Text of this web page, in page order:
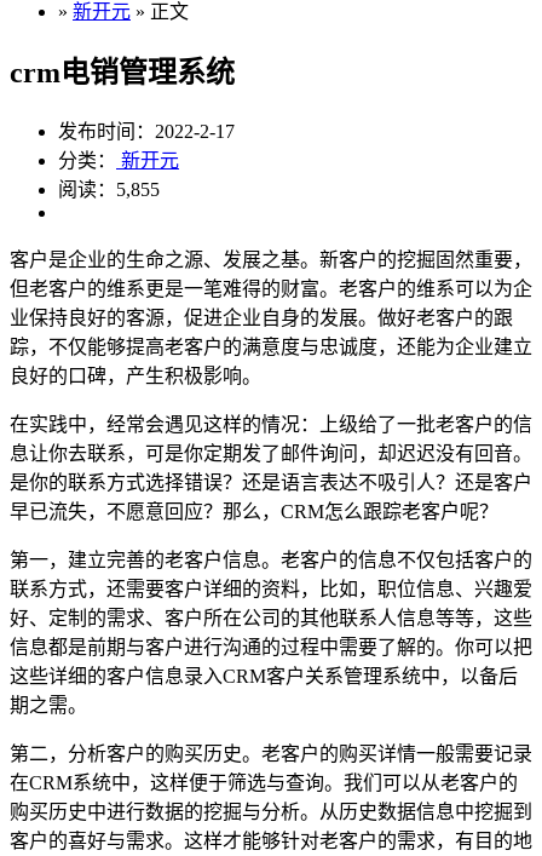
» 新开元 » 正文
crm电销管理系统
发布时间：2022-2-17
分类：
新开元
阅读：5,855
客户是企业的生命之源、发展之基。新客户的挖掘固然重要，
但老客户的维系更是一笔难得的财富。老客户的维系可以为企
业保持良好的客源，促进企业自身的发展。做好老客户的跟
踪，不仅能够提高老客户的满意度与忠诚度，还能为企业建立
良好的口碑，产生积极影响。
在实践中，经常会遇见这样的情况：上级给了一批老客户的信
息让你去联系，可是你定期发了邮件询问，却迟迟没有回音。
是你的联系方式选择错误？还是语言表达不吸引人？还是客户
早已流失，不愿意回应？那么，CRM怎么跟踪老客户呢？
第一，建立完善的老客户信息。老客户的信息不仅包括客户的
联系方式，还需要客户详细的资料，比如，职位信息、兴趣爱
好、定制的需求、客户所在公司的其他联系人信息等等，这些
信息都是前期与客户进行沟通的过程中需要了解的。你可以把
这些详细的客户信息录入CRM客户关系管理系统中，以备后
期之需。
第二，分析客户的购买历史。老客户的购买详情一般需要记录
在CRM系统中，这样便于筛选与查询。我们可以从老客户的
购买历史中进行数据的挖掘与分析。从历史数据信息中挖掘到
客户的喜好与需求。这样才能够针对老客户的需求，有目的地